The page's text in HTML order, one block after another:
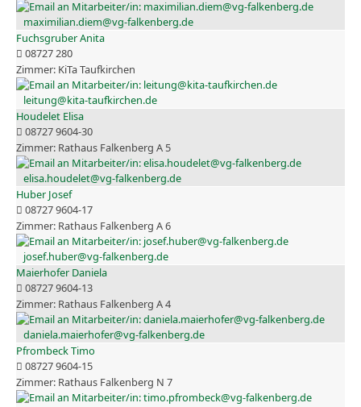
maximilian.diem@vg-falkenberg.de
Fuchsgruber Anita
08727 280
KiTa Taufkirchen
leitung@kita-taufkirchen.de
Houdelet Elisa
08727 9604-30
Rathaus Falkenberg A 5
elisa.houdelet@vg-falkenberg.de
Huber Josef
08727 9604-17
Rathaus Falkenberg A 6
josef.huber@vg-falkenberg.de
Maierhofer Daniela
08727 9604-13
Rathaus Falkenberg A 4
daniela.maierhofer@vg-falkenberg.de
Pfrombeck Timo
08727 9604-15
Rathaus Falkenberg N 7